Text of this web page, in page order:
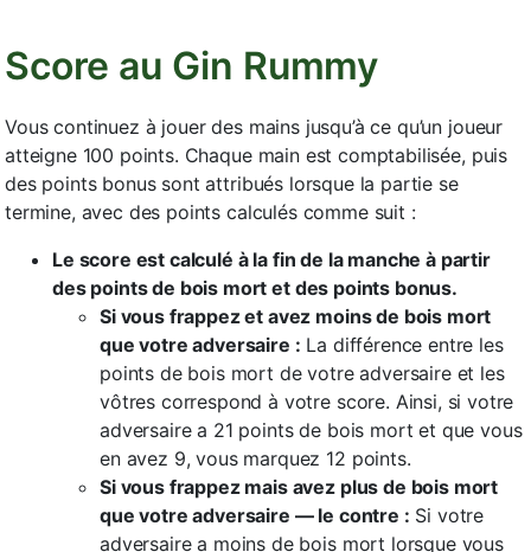
Score au Gin Rummy
Vous continuez à jouer des mains jusqu’à ce qu’un joueur
atteigne 100 points. Chaque main est comptabilisée, puis
des points bonus sont attribués lorsque la partie se
termine, avec des points calculés comme suit :
Le score est calculé à la fin de la manche à partir
des points de bois mort et des points bonus.
Si vous frappez et avez moins de bois mort
que votre adversaire : La différence entre les
points de bois mort de votre adversaire et les
vôtres correspond à votre score. Ainsi, si votre
adversaire a 21 points de bois mort et que vous
en avez 9, vous marquez 12 points.
Si vous frappez mais avez plus de bois mort
que votre adversaire — le contre : Si votre
adversaire a moins de bois mort lorsque vous